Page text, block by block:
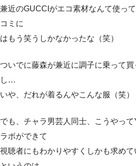
兼近のGUCCIがエコ素材なんて使っ
コミに
はもう笑うしかなかったな（笑）
ついでに藤森が兼近に調子に乗って
し…
いや、だれが着るんやこんな服（笑）
でも、チャラ男芸人同士、こうやっ
ラボができて
視聴者にもわかりやすくしかも求め